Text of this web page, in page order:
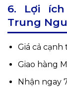
6. Lợi
Trung
Giá cả
Giao hàng
Nhận ngay